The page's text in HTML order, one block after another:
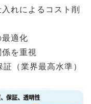
れによるコスト削
適化
を重視
証（業界最高水準）